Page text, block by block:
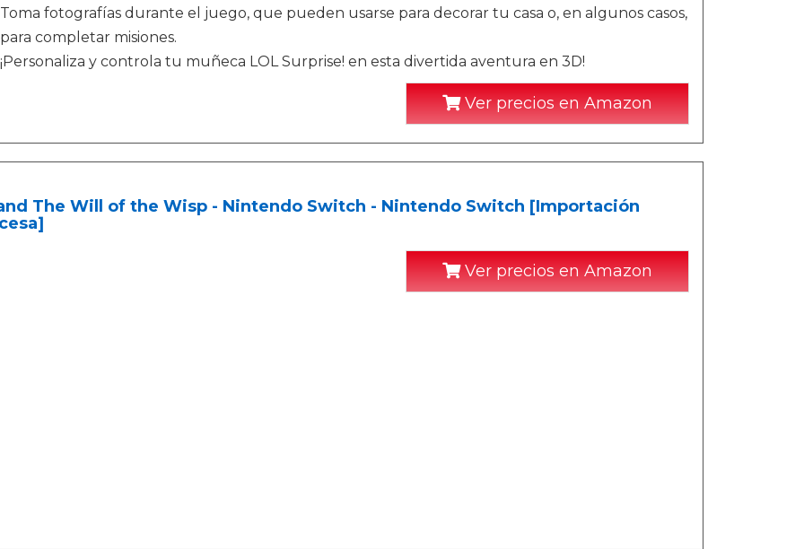
Toma fotografías durante el juego, que pueden usarse para decorar tu casa o, en algunos casos,
para completar misiones.
¡Personaliza y controla tu muñeca LOL Surprise! en esta divertida aventura en 3D!
Ver precios en Amazon
The Will of the Wisp - Nintendo Switch - Nintendo Switch [Importación
Ver precios en Amazon